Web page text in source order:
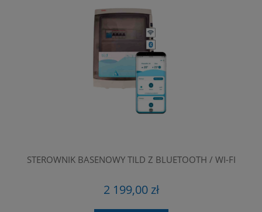
STEROWNIK BASENOWY TILD Z BLUETOOTH / WI-FI
2 199,00 zł